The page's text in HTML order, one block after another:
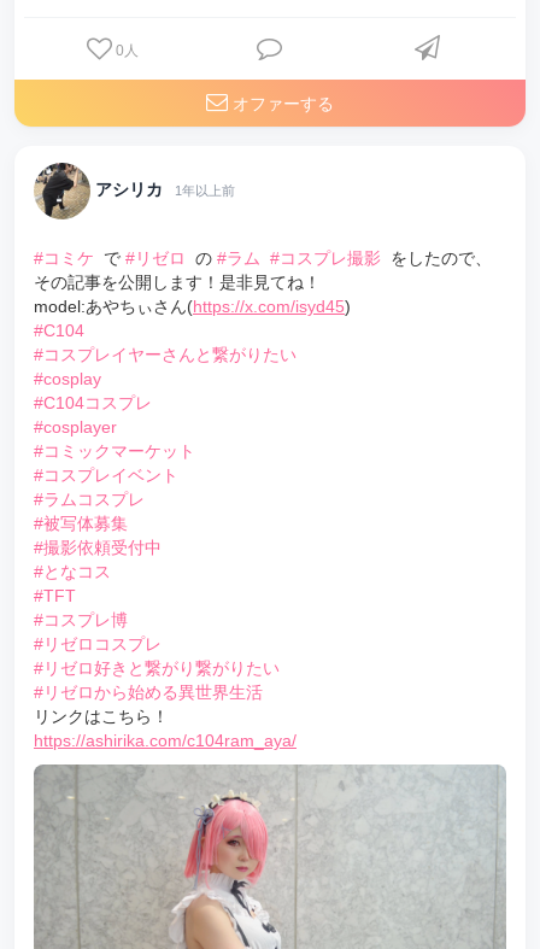
0 人
オファーする
アシリカ 1年以上前
#コミケ で #リゼロ の #ラム #コスプレ撮影 をしたので、
その記事を公開します！是非見てね！
model:あやちぃさん(https://x.com/isyd45)
#C104
#コスプレイヤーさんと繋がりたい
#cosplay
#C104コスプレ
#cosplayer
#コミックマーケット
#コスプレイベント
#ラムコスプレ
#被写体募集
#撮影依頼受付中
#となコス
#TFT
#コスプレ博
#リゼロコスプレ
#リゼロ好きと繋がり繋がりたい
#リゼロから始める異世界生活
リンクはこちら！
https://ashirika.com/c104ram_aya/